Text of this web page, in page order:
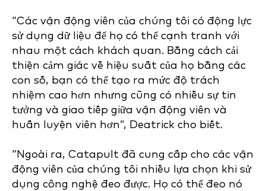
“Các vận động viên của chúng tôi có động lực
sử dụng dữ liệu để họ có thể cạnh tranh với
nhau một cách khách quan. Bằng cách cải
thiện cảm giác về hiệu suất của họ bằng các
con số, bạn có thể tạo ra mức độ trách
nhiệm cao hơn nhưng cũng có nhiều sự tin
tưởng và giao tiếp giữa vận động viên và
huấn luyện viên hơn”, Deatrick cho biết.
“Ngoài ra, Catapult đã cung cấp cho các vận
động viên của chúng tôi nhiều lựa chọn khi sử
dụng công nghệ đeo được. Họ có thể đeo nó